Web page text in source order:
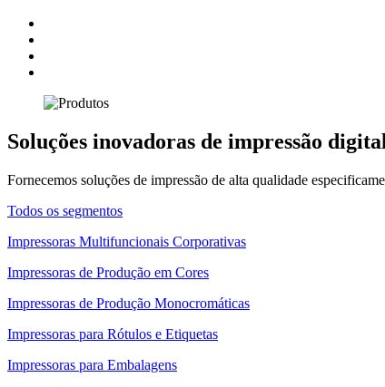
Soluções inovadoras de impressão
Fornecemos soluções de impressão de alta qualidade
Todos os segmentos
Impressoras Multifuncionais Corporativas
Impressoras de Produção em Cores
Impressoras de Produção Monocromáticas
Impressoras para Rótulos e Etiquetas
Impressoras para Embalagens